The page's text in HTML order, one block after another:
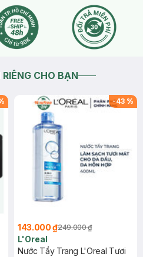
CHO BẠN
-43 %
143.000 ₫249.000 ₫
L'Oreal
Nước Tẩy Trang L'Oreal Tươi